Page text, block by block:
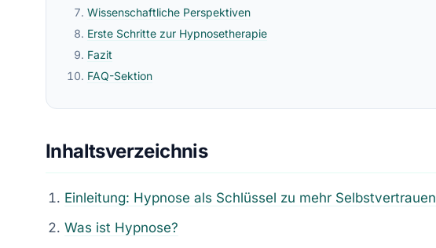
Wissenschaftliche Perspektiven
Erste Schritte zur Hypnosetherapie
Fazit
FAQ-Sektion
Inhaltsverzeichnis
Einleitung: Hypnose als Schlüssel zu mehr Selbstvertrauen
Was ist Hypnose?